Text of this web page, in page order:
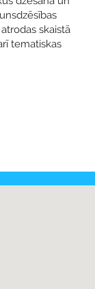
skaistā
tematiskas